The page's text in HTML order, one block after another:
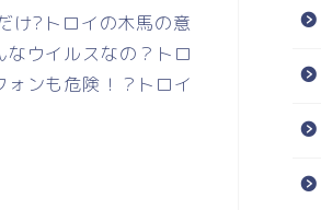
け?トロイの木馬の意
ウイルスなの？トロ
ンも危険！？トロイ